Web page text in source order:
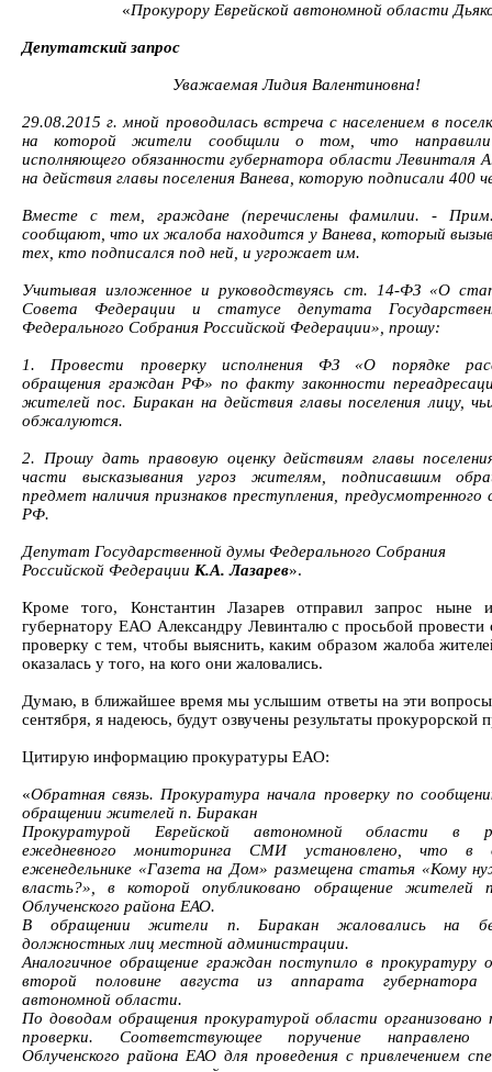
«Прокурору Еврейской автономной области
Депутатский запрос
Уважаемая Лидия Валентиновна!
29.08.2015 г. мной проводилась встреча с населением в
на которой жители сообщили о том, что
исполняющего обязанности губернатора области Левинталя
на действия главы поселения Ванева, которую подписали 400
Вместе с тем, граждане (перечислены фамилии. -
сообщают, что их жалоба находится у Ванева, который
тех, кто подписался под ней, и угрожает им.
Учитывая изложенное и руководствуясь ст. 14-ФЗ «О
Совета Федерации и статусе депутата
Федерального Собрания Российской Федерации», прошу:
1. Провести проверку исполнения ФЗ «О порядке
обращения граждан РФ» по факту законности
жителей пос. Биракан на действия главы поселения лицу,
обжалуются.
2. Прошу дать правовую оценку действиям главы
части высказывания угроз жителям, подписавшим
предмет наличия признаков преступления,
РФ.
Депутат Государственной думы Федерального Собрания
Российской Федерации К.А. Лазарев».
Кроме того, Константин Лазарев отправил запрос ныне
губернатору ЕАО Александру Левинталю с просьбой
проверку с тем, чтобы выяснить, каким образом жалоба
оказалась у того, на кого они жаловались.
Думаю, в ближайшее время мы услышим ответы на эти
сентября, я надеюсь, будут озвучены результаты прокурорской
Цитирую информацию прокуратуры ЕАО:
«Обратная связь. Прокуратура начала проверку по
обращении жителей п. Биракан
Прокуратурой Еврейской автономной области в
ежедневного мониторинга СМИ установлено, что в
еженедельнике «Газета на Дом» размещена статья «Кому
власть?», в которой опубликовано обращение жителей
Облученского района ЕАО.
В обращении жители п. Биракан жаловались на
должностных лиц местной администрации.
Аналогичное обращение граждан поступило в прокуратуру
второй половине августа из аппарата губернатора
автономной области.
По доводам обращения прокуратурой области организовано
проверки. Соответствующее поручение направлено
Облученского района ЕАО для проведения с привлечением